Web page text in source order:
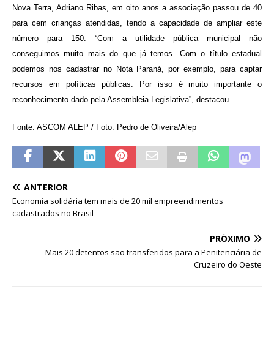
Nova Terra, Adriano Ribas, em oito anos a associação passou de 40
para cem crianças atendidas, tendo a capacidade de ampliar este
número para 150. “Com a utilidade pública municipal não
conseguimos muito mais do que já temos. Com o título estadual
podemos nos cadastrar no Nota Paraná, por exemplo, para captar
recursos em políticas públicas. Por isso é muito importante o
reconhecimento dado pela Assembleia Legislativa”, destacou.
Fonte: ASCOM ALEP / Foto: Pedro de Oliveira/Alep
ANTERIOR
Economia solidária tem mais de 20 mil empreendimentos
cadastrados no Brasil
PRÓXIMO
Mais 20 detentos são transferidos para a Penitenciária de
Cruzeiro do Oeste